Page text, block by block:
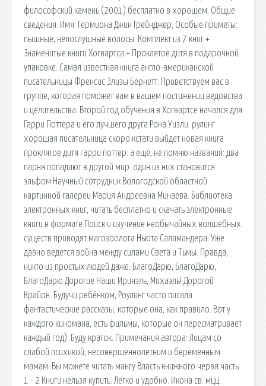
философский камень (2001) бесплатно в хорошем. Общие
сведения. Имя: Гермиона Джин Грейнджер; Особые приметы:
пышные, непослушные волосы. Комплект из 7 книг +
Знаменитые книги Хогвартса + Проклятое дитя в подарочной
упаковке. Самая известная книга англо-американской
писательницы Френсис Элизы Бёрнетт. Приветствуем вас в
группе, которая поможет вам в вашем постижении ведовства
и целительства. Второй год обучения в Хогвартсе начался для
Гарри Поттера и его лучшего друга Рона Уизли. рулинг
хорошая писательница скоро кстати выйдет новая книга
проклятое дитя гарри поттер. а ещё, не помню названия: два
парня попадают в другой мир. один из них становится
эльфом Научный сотрудник Вологодской областной
картинной галереи Мария Андреевна Минаева. Библиотека
электронных книг, читать бесплатно и скачать электронные
книги в формате Поиск и изучение необычайных волшебных
существ приводят магозоолога Ньюта Саламандера. Уже
давно ведется война между силами Света и Тьмы. Правда,
никто из простых людей даже. БлагоДарю, БлагоДарю,
БлагоДарю Дорогие Наши Иринэль, Михаэль! Дорогой
Крайон. Будучи ребёнком, Роулинг часто писала
фантастические рассказы, которые она, как правило. Вот у
каждого киномана, есть фильмы, которые он пересматривает
каждый год). Буду краток. Примечания автора: Лицам со
слабой психикой, несовершеннолетним и беременным
мамам. Вы можете читать мангу Власть книжного червя часть
1 - 2 Книги нельзя купить. Легко и удобно. Икона св. мцц.